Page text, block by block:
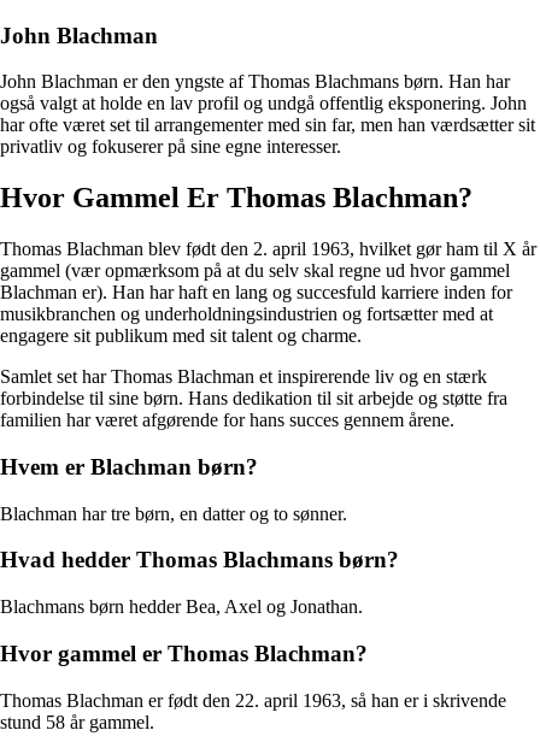
John Blachman
John Blachman er den yngste af Thomas Blachmans børn. Han har
også valgt at holde en lav profil og undgå offentlig eksponering. John
har ofte været set til arrangementer med sin far, men han værdsætter sit
privatliv og fokuserer på sine egne interesser.
Hvor Gammel Er Thomas Blachman?
Thomas Blachman blev født den 2. april 1963, hvilket gør ham til X år
gammel (vær opmærksom på at du selv skal regne ud hvor gammel
Blachman er). Han har haft en lang og succesfuld karriere inden for
musikbranchen og underholdningsindustrien og fortsætter med at
engagere sit publikum med sit talent og charme.
Samlet set har Thomas Blachman et inspirerende liv og en stærk
forbindelse til sine børn. Hans dedikation til sit arbejde og støtte fra
familien har været afgørende for hans succes gennem årene.
Hvem er Blachman børn?
Blachman har tre børn, en datter og to sønner.
Hvad hedder Thomas Blachmans børn?
Blachmans børn hedder Bea, Axel og Jonathan.
Hvor gammel er Thomas Blachman?
Thomas Blachman er født den 22. april 1963, så han er i skrivende
stund 58 år gammel.